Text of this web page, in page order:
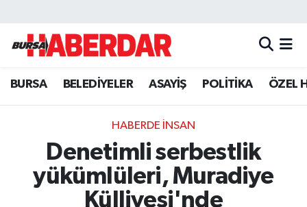
BURSA BELEDİYELER ASAYİŞ POLİTİKA ÖZEL
HABERDE İNSAN
Denetimli serbestlik
yükümlüleri, Muradiye
Külliyesi'nde
Hava Durumu
Trafik Durumu
Süper Lig Puan Durumu ve Fikstür
Tüm Manşetler
Son Dakika Haberleri